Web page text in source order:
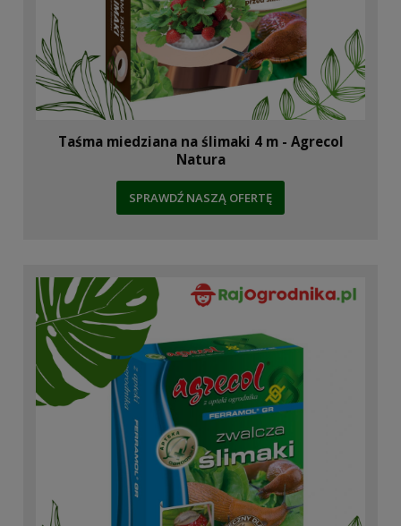
Taśma miedziana na ślimaki 4 m - Agrecol
Natura
SPRAWDŹ NASZĄ OFERTĘ